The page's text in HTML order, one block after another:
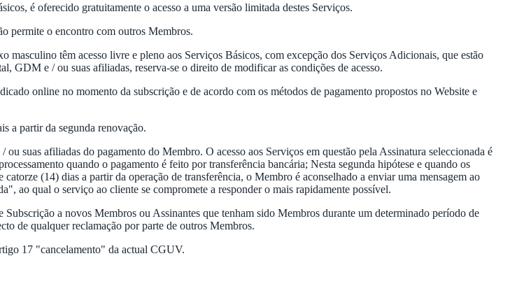
é oferecido gratuitamente o acesso a uma versão limitada destes Serviços.
permite o encontro com outros Membros.
têm acesso livre e pleno aos Serviços Básicos, com excepção dos Serviços Adicionais, que estão
GDM e / ou suas afiliadas, reserva-se o direito de modificar as condições de acesso.
online no momento da subscrição e de acordo com os métodos de pagamento propostos no Website e
a partir da segunda renovação.
suas afiliadas do pagamento do Membro. O acesso aos Serviços em questão pela Assinatura seleccionada é
quando o pagamento é feito por transferência bancária; Nesta segunda hipótese e quando os
(14) dias a partir da operação de transferência, o Membro é aconselhado a enviar uma mensagem ao
ao qual o serviço ao cliente se compromete a responder o mais rapidamente possível.
a novos Membros ou Assinantes que tenham sido Membros durante um determinado período de
de qualquer reclamação por parte de outros Membros.
17 "cancelamento" da actual CGUV.